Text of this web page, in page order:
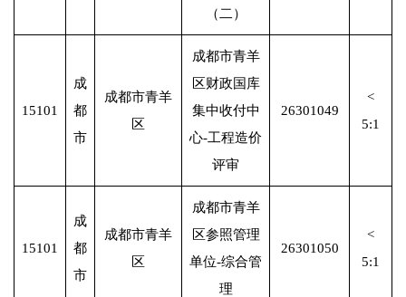
（二）
15101
成
都
市
成都市青羊
区
成都市青羊
区财政国库
集中收付中
心-工程造价
评审
26301049
<
5:1
15101
成
都
市
成都市青羊
区
成都市青羊
区参照管理
单位-综合管
理
26301050
<
5:1